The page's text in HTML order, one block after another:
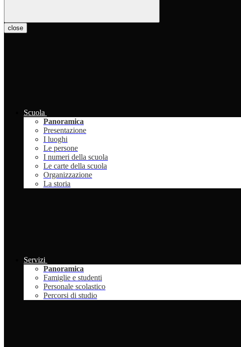
close
Scuola
Panoramica
Presentazione
I luoghi
Le persone
I numeri della scuola
Le carte della scuola
Organizzazione
La storia
Servizi
Panoramica
Famiglie e studenti
Personale scolastico
Percorsi di studio